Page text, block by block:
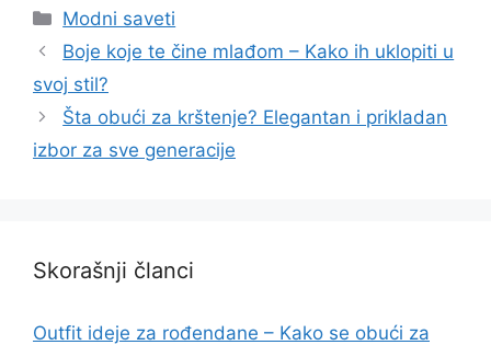
Categories
Modni saveti
Boje koje te čine mlađom – Kako ih uklopiti u
svoj stil?
Šta obući za krštenje? Elegantan i prikladan
izbor za sve generacije
Skorašnji članci
Outfit ideje za rođendane – Kako se obući za